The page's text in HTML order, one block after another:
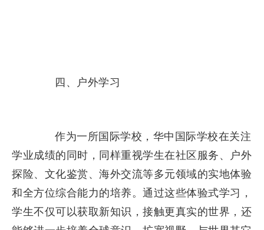
四、户外学习
作为一所国际学校，华中国际学校在关注
学业成绩的同时，同样重视学生在社区服务、户外
探险、文化鉴赏、海外交流等多元领域的实地体验
和全方位综合能力的培养。通过这些体验式学习，
学生不仅可以获取新知识，接触更真实的世界，还